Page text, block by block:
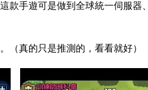
款手遊可是做到全球統一伺服器
（真的只是推測的，看看就好）